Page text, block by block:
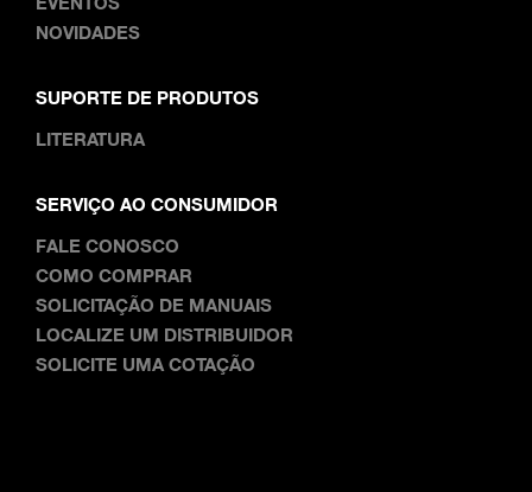
NOVIDADES
SUPORTE DE PRODUTOS
LITERATURA
SERVIÇO AO CONSUMIDOR
FALE CONOSCO
COMO COMPRAR
SOLICITAÇÃO DE MANUAIS
LOCALIZE UM DISTRIBUIDOR
SOLICITE UMA COTAÇÃO